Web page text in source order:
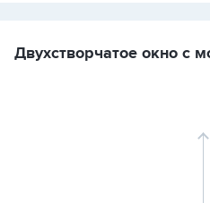
Двухстворчатое окно с